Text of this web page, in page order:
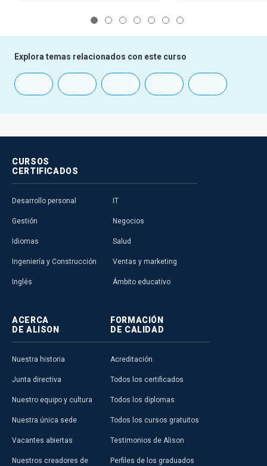
Explora temas relacionados con este curso
CURSOS
CERTIFICADOS
Desarrollo personal
Gestión
Idiomas
Ingeniería y Construcción
Inglés
IT
Negocios
Salud
Ventas y marketing
Ámbito educativo
ACERCA
DE ALISON
Nuestra historia
Junta directiva
Nuestro equipo y cultura
Nuestra única sede
Vacantes abiertas
Nuestros creadores de
FORMACIÓN
DE CALIDAD
Acreditación
Todos los certificados
Todos los diplomas
Todos los cursos gratuitos
Testimonios de Alison
Perfiles de los graduados